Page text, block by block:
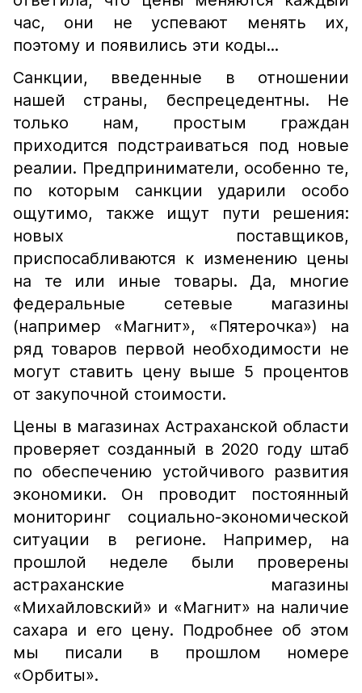
час, они не успевают менять их,
поэтому и появились эти коды...
Санкции, введенные в отношении
нашей страны, беспрецедентны. Не
только нам, простым граждан
приходится подстраиваться под новые
реалии. Предприниматели, особенно те,
по которым санкции ударили особо
ощутимо, также ищут пути решения:
новых поставщиков,
приспосабливаются к изменению цены
на те или иные товары. Да, многие
федеральные сетевые магазины
(например «Магнит», «Пятерочка») на
ряд товаров первой необходимости не
могут ставить цену выше 5 процентов
от закупочной стоимости.
Цены в магазинах Астраханской области
проверяет созданный в 2020 году штаб
по обеспечению устойчивого развития
экономики. Он проводит постоянный
мониторинг социально-экономической
ситуации в регионе. Например, на
прошлой неделе были проверены
астраханские магазины
«Михайловский» и «Магнит» на наличие
сахара и его цену. Подробнее об этом
мы писали в прошлом номере
«Орбиты».